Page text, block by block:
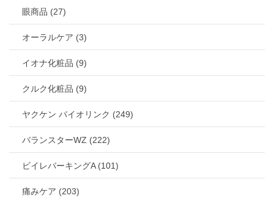
眼商品 (27)
オーラルケア (3)
イオナ化粧品 (9)
クルク化粧品 (9)
ヤクケン バイオリンク (249)
バランスターWZ (222)
ビイレバーキングA (101)
痛みケア (203)